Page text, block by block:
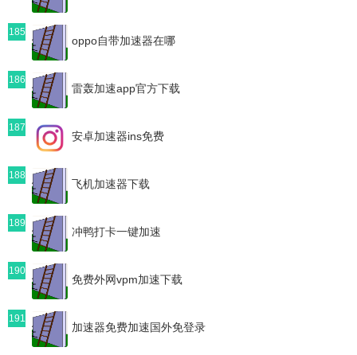
185
oppo自带加速器在哪
186
雷轰加速app官方下载
187
安卓加速器ins免费
188
飞机加速器下载
189
冲鸭打卡一键加速
190
免费外网vpm加速下载
191
加速器免费加速国外免登录